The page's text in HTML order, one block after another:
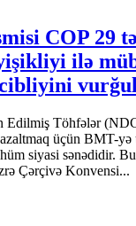
COP 29
ilə
Töhfələr
azaltmaq üçün BMT-
siyasi sənədidir.
Çərçivə Konvensi...